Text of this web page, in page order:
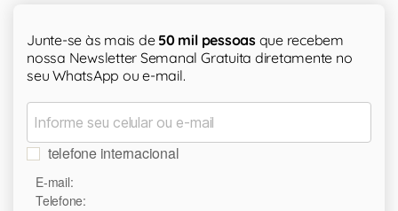
Junte-se às mais de 50 mil pessoasque recebem
nossa Newsletter Semanal Gratuita diretamente no
seu WhatsApp ou e-mail.
telefone internacional
E-mail:
Telefone: